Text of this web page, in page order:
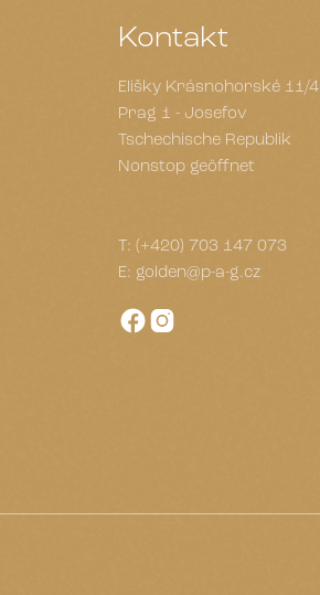
Kontakt
Elišky Krásnohorské 11/4
Prag 1 - Josefov
Tschechische Republik
Nonstop geöffnet
T:(+420) 703 147 073
E: golden@p-a-g.cz